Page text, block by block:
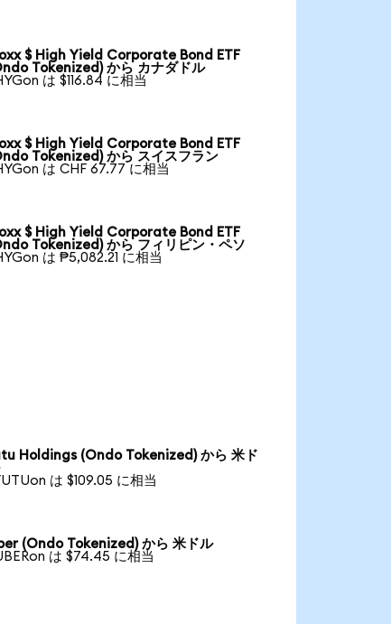
$ High Yield Corporate Bond ETF
Tokenized) から カナダドル
は $116.84 に相当
$ High Yield Corporate Bond ETF
Tokenized) から スイスフラン
は CHF 67.77 に相当
$ High Yield Corporate Bond ETF
Tokenized) から フィリピン・ペソ
は ₱5,082.21 に相当
Holdings (Ondo Tokenized) から 米ド
は $109.05 に相当
(Ondo Tokenized) から 米ドル
は $74.45 に相当